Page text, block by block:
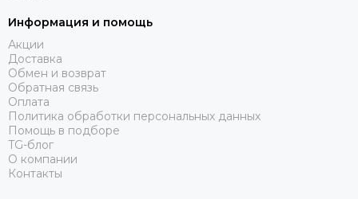
Информация и помощь
Акции
Доставка
Обмен и возврат
Обратная связь
Оплата
Политика обработки персональных данных
Помощь в подборе
TG-блог
О компании
Контакты